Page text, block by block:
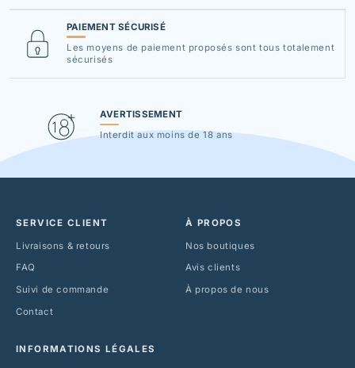
PAIEMENT SÉCURISÉ
Les moyens de paiement proposés sont tous totalement
sécurisés
AVERTISSEMENT
Interdit aux moins de 18 ans
SERVICE CLIENT
Livraisons & retours
FAQ
Suivi de commande
Contact
À PROPOS
Nos boutiques
Avis clients
À propos de nous
INFORMATIONS LÉGALES